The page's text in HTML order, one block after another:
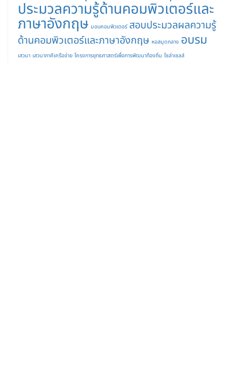
ประมวลความรู้ด้านคอมพิวเตอร์และ
ภาษาอังกฤษ มอบคอมพิวเตอร์ สอบประมวลผลความรู้
ด้านคอมพิวเตอร์และภาษาอังกฤษ หอสมุดกลาง อบรม
เสวนา เสวนาภาคีเครือข่าย โครงการยุทธศาสตร์เพื่อการพัฒนาท้องถิ่น โซล่าเซลล์